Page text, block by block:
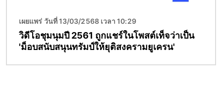
เผยแพร่ วันที่ 13/03/2568 เวลา 10:29
วิดีโอชุมนุมปี 2561 ถูกแชร์ในโพสต์เท็จว่าเป็น
'ม็อบสนับสนุนทรัมป์ให้ยุติสงครามยูเครน'